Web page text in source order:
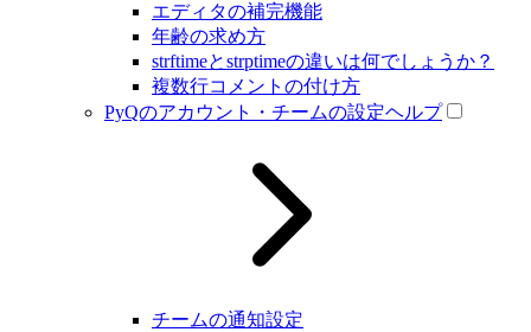
エディタの補完機能
年齢の求め方
strftimeとstrptimeの違いは何でしょうか？
複数行コメントの付け方
PyQのアカウント・チームの設定ヘルプ
チームの通知設定